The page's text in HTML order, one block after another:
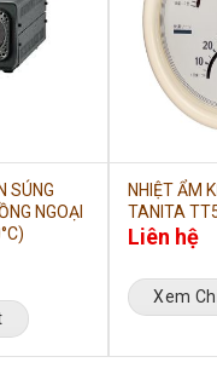
SÚNG
NGOẠI
NHIỆT ẨM
TANITA
Liên hệ
Xem